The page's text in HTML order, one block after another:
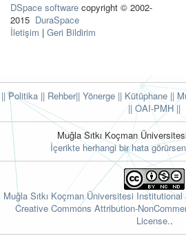
DSpace software copyright © 2002-
2015 DuraSpace
İletişim | Geri Bildirim
|| Politika || Rehber|| Yönerge || Kütüphane ||
|| OAI-PMH ||
Muğla Sıtkı Koçman
İçerikte herhangi bir hata
Muğla Sıtkı Koçman Üniversitesi Institutional
Creative Commons Attribution-
License..